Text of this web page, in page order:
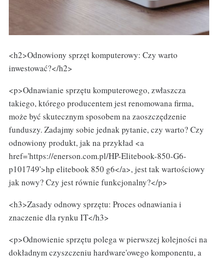
<h2>Odnowiony sprzęt komputerowy: Czy warto
inwestować?</h2>
<p>Odnawianie sprzętu komputerowego, zwłaszcza
takiego, którego producentem jest renomowana firma,
może być skutecznym sposobem na zaoszczędzenie
funduszy. Zadajmy sobie jednak pytanie, czy warto? Czy
odnowiony produkt, jak na przykład <a
href='https://enerson.com.pl/HP-Elitebook-850-G6-
p101749'>hp elitebook 850 g6</a>, jest tak wartościowy
jak nowy? Czy jest równie funkcjonalny?</p>
<h3>Zasady odnowy sprzętu: Proces odnawiania i
znaczenie dla rynku IT</h3>
<p>Odnowienie sprzętu polega w pierwszej kolejności na
dokładnym czyszczeniu hardware'owego komponentu, a